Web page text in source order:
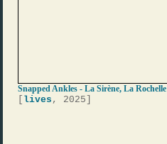
Snapped Ankles - La Sirène, La Rochelle
lives , 2025]